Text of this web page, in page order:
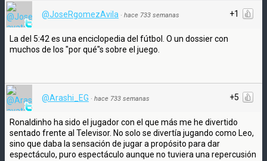
+1
@JoseRgomezAvila · hace 733 semanas
La del 5:42 es una enciclopedia del fútbol. O un dossier con
muchos de los "por qué"s sobre el juego.
+5
@Arashi_EG · hace 733 semanas
Ronaldinho ha sido el jugador con el que más me he divertido
sentado frente al Televisor. No solo se divertía jugando como Leo,
sino que daba la sensación de jugar a propósito para dar
espectáculo, puro espectáculo aunque no tuviera una repercusión